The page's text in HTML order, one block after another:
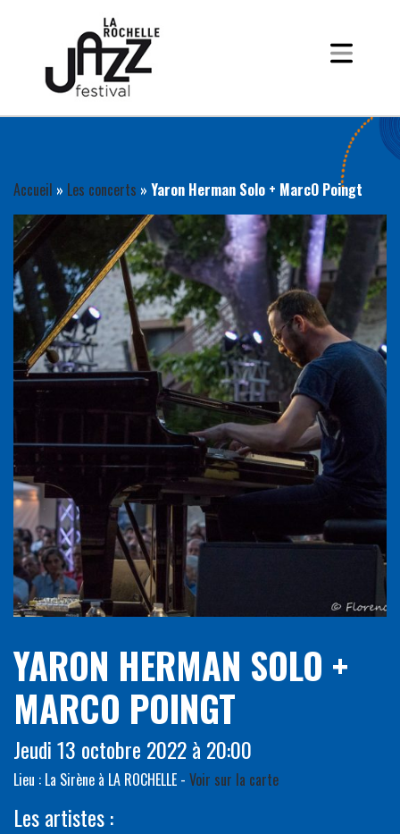
Accueil » Les concerts » Yaron Herman Solo + MarcO Poingt
YARON HERMAN SOLO +
MARCO POINGT
Jeudi 13 octobre 2022 à 20:00
Lieu : La Sirène à LA ROCHELLE - Voir sur la carte
Les artistes :